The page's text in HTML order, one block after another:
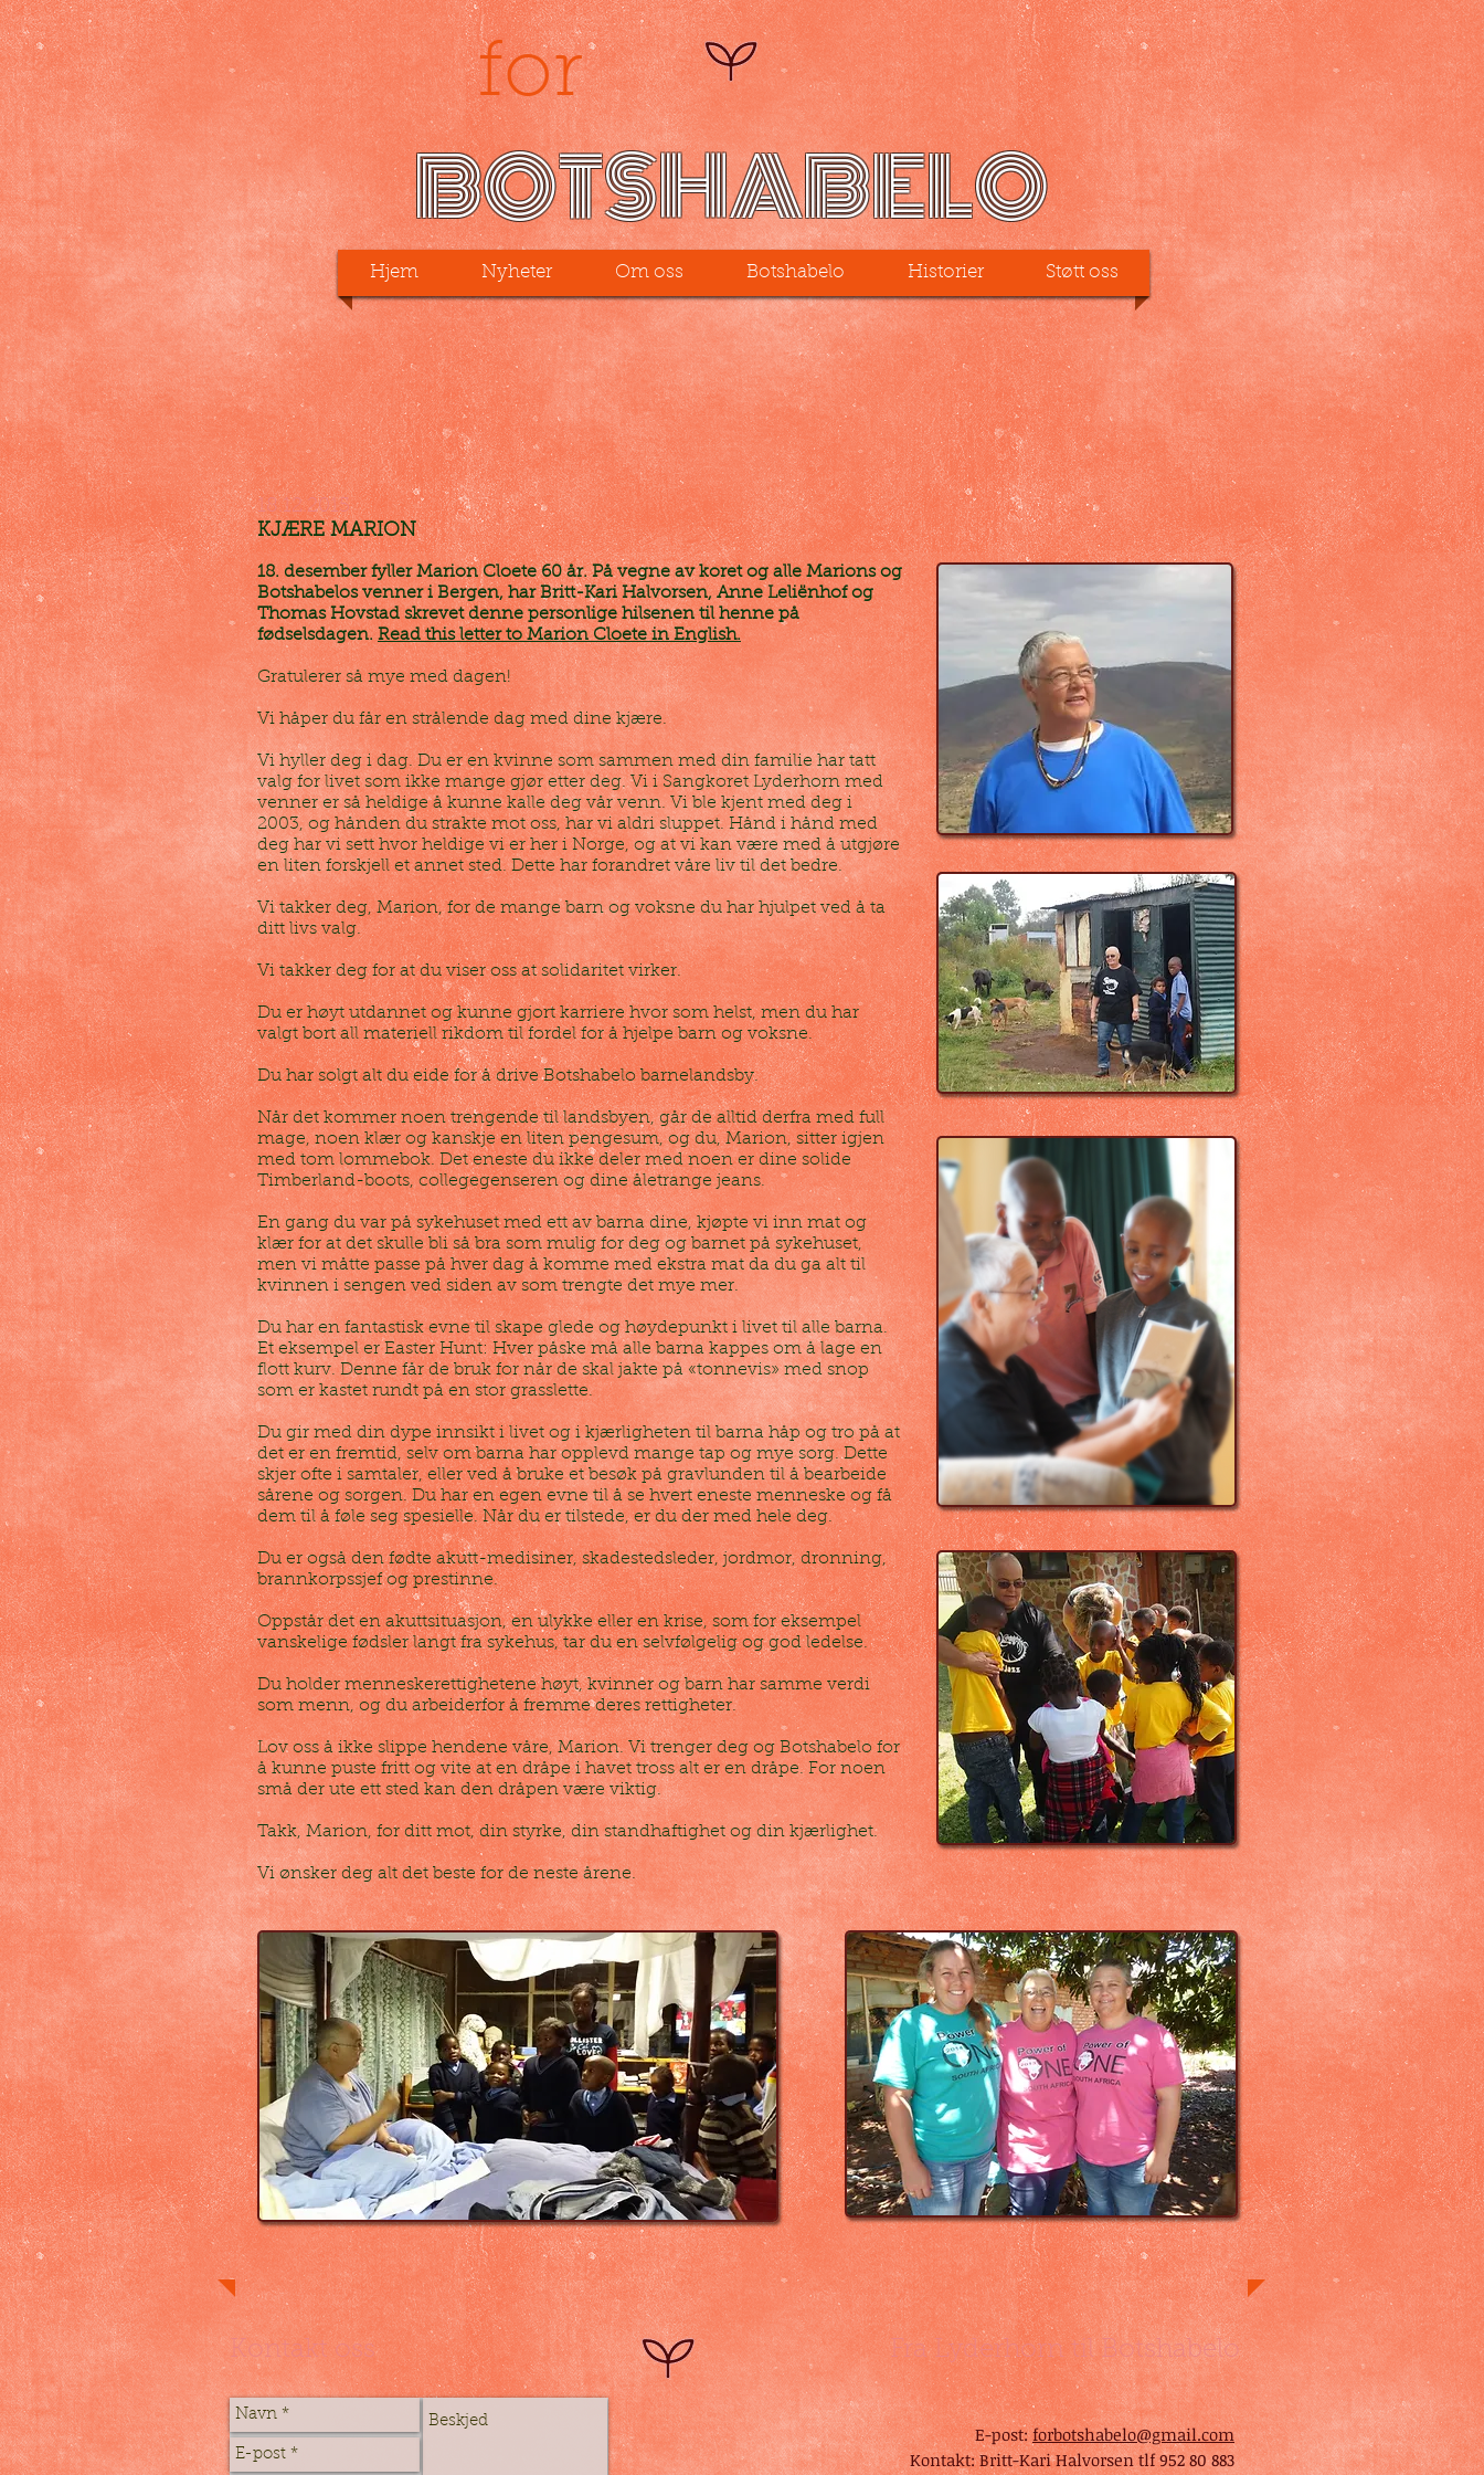
for
BOTSHABELO
Hjem Nyheter Om oss Botshabelo Historier Støtt oss
18.12.2015
KJÆRE MARION
18. desember fyller Marion Cloete 60 år. På vegne av koret og alle Marions og
Botshabelos venner i Bergen, har Britt-Kari Halvorsen, Anne Leliënhof og
Thomas Hovstad skrevet denne personlige hilsenen til henne på
fødselsdagen.Read this letter to Marion Cloete in English.
Gratulerer så mye med dagen!
Vi håper du får en strålende dag med dine kjære.
Vi hyller deg i dag. Du er en kvinne som sammen med din familie har tatt
valg for livet som ikke mange gjør etter deg. Vi i Sangkoret Lyderhorn med
venner er så heldige å kunne kalle deg vår venn. Vi ble kjent med deg i
2003, og hånden du strakte mot oss, har vi aldri sluppet. Hånd i hånd med
deg har vi sett hvor heldige vi er her i Norge, og at vi kan være med å utgjøre
en liten forskjell et annet sted. Dette har forandret våre liv til det bedre.
Vi takker deg, Marion, for de mange barn og voksne du har hjulpet ved å ta
ditt livs valg.
Vi takker deg for at du viser oss at solidaritet virker.
Du er høyt utdannet og kunne gjort karriere hvor som helst, men du har
valgt bort all materiell rikdom til fordel for å hjelpe barn og voksne.
Du har solgt alt du eide for å drive Botshabelo barnelandsby.
Når det kommer noen trengende til landsbyen, går de alltid derfra med full
mage, noen klær og kanskje en liten pengesum, og du, Marion, sitter igjen
med tom lommebok. Det eneste du ikke deler med noen er dine solide
Timberland-boots, collegegenseren og dine åletrange jeans.
En gang du var på sykehuset med ett av barna dine, kjøpte vi inn mat og
klær for at det skulle bli så bra som mulig for deg og barnet på sykehuset,
men vi måtte passe på hver dag å komme med ekstra mat da du ga alt til
kvinnen i sengen ved siden av som trengte det mye mer.
Du har en fantastisk evne til skape glede og høydepunkt i livet til alle barna.
Et eksempel er Easter Hunt: Hver påske må alle barna kappes om å lage en
flott kurv. Denne får de bruk for når de skal jakte på «tonnevis» med snop
som er kastet rundt på en stor grasslette.
Du gir med din dype innsikt i livet og i kjærligheten til barna håp og tro på at
det er en fremtid, selv om barna har opplevd mange tap og mye sorg. Dette
skjer ofte i samtaler, eller ved å bruke et besøk på gravlunden til å bearbeide
sårene og sorgen. Du har en egen evne til å se hvert eneste menneske og få
dem til å føle seg spesielle. Når du er tilstede, er du der med hele deg.
Du er også den fødte akutt-medisiner, skadestedsleder, jordmor, dronning,
brannkorpssjef og prestinne.
Oppstår det en akuttsituasjon, en ulykke eller en krise, som for eksempel
vanskelige fødsler langt fra sykehus, tar du en selvfølgelig og god ledelse.
Du holder menneskerettighetene høyt, kvinner og barn har samme verdi
som menn, og du arbeiderfor å fremme deres rettigheter.
Lov oss å ikke slippe hendene våre, Marion. Vi trenger deg og Botshabelo for
å kunne puste fritt og vite at en dråpe i havet tross alt er en dråpe. For noen
små der ute ett sted kan den dråpen være viktig.
Takk, Marion, for ditt mot, din styrke, din standhaftighet og din kjærlighet.
Vi ønsker deg alt det beste for de neste årene.
Kontakt oss Fra Lyderhorn til Botshabelo
E-post:forbotshabelo@gmail.com
Kontakt: Britt-Kari Halvorsen tlf 952 80 883